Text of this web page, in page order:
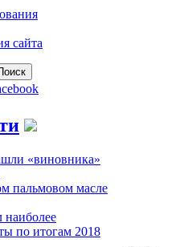
сайта
«виновника»
пальмовом масле
наиболее
по итогам 2018